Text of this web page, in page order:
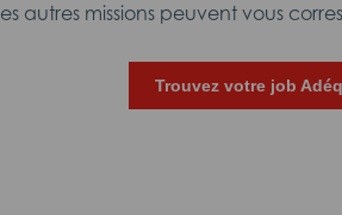
autres missions peuvent vous
Trouvez votre job